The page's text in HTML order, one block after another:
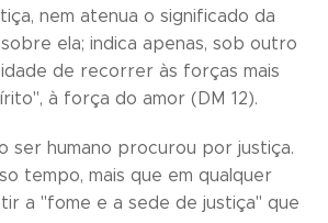
nem atenua o significado da
ela; indica apenas, sob outro
de recorrer às forças mais
à força do amor (DM 12).
ser humano procurou por justiça.
tempo, mais que em qualquer
a "fome e a sede de justiça" que